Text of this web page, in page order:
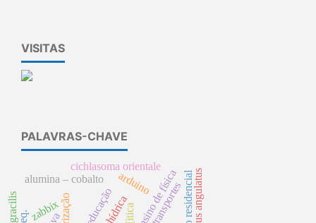
VISITAS
PALAVRAS-CHAVE
ensino de física
alumina – cobalto
zabbix
cichlasoma orientale
transportes
arduino